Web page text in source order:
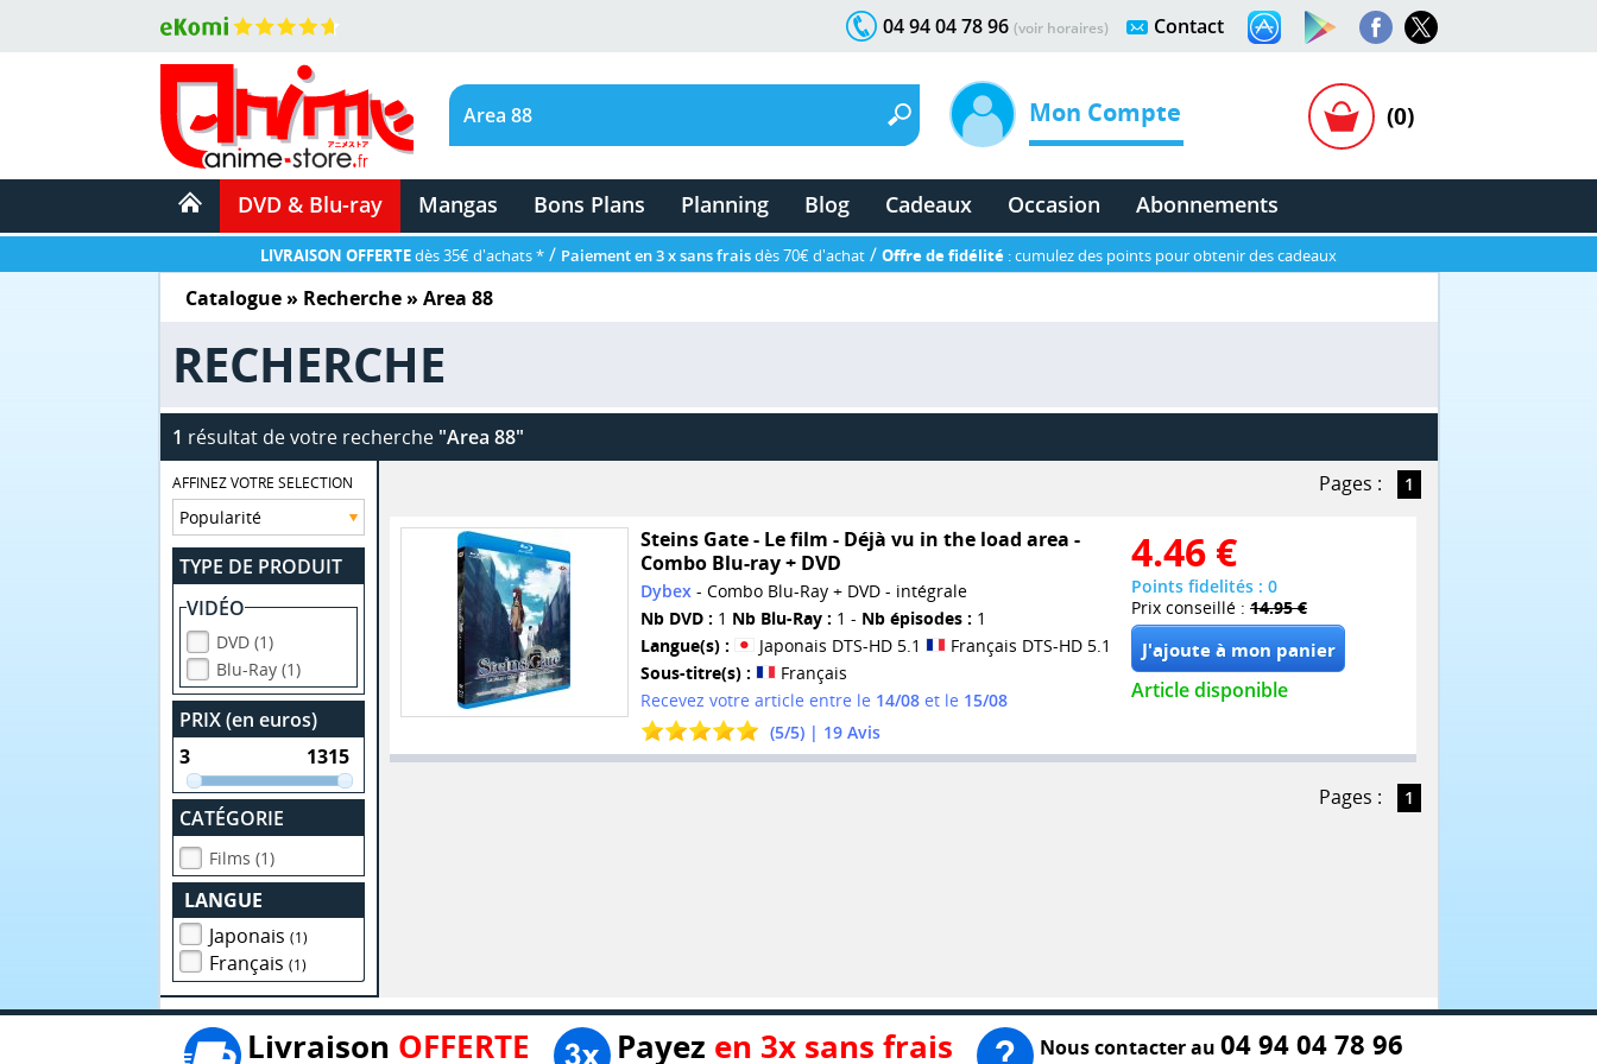
Contact
04 94 04 78 96 (voir horaires)
Mon Compte (0)
DVD & Blu-ray Mangas Bons Plans Planning Blog Cadeaux Occasion Abonnements
LIVRAISON OFFERTEdès 35€ d'achats * / Paiement en 3 x sans fraisdès 70€ d'achat / Offre de fidélité : cumulez des points pour obtenir des cadeaux
Catalogue» Recherche » Area 88
RECHERCHE
1 résultat de votre recherche "Area 88"
AFFINEZ VOTRE SELECTION
TYPE DE PRODUIT
VIDÉO
DVD (1)
Blu-Ray (1)
PRIX (en euros)
CATÉGORIE
Films (1)
LANGUE
Japonais(1)
Français(1)
Pages : 1
Steins Gate - Le film - Déjà vu in the load area -
Combo Blu-ray + DVD
Dybex- Combo Blu-Ray + DVD - intégrale
Nb DVD : 1 Nb Blu-Ray : 1 - Nb épisodes : 1
Langue(s) :
Japonais DTS-HD 5.1
Français DTS-HD 5.1
Sous-titre(s) :
Français
Recevez votre article entre le 14/08et le 15/08
(5/5) | 19Avis
4.46 €
Points fidelités : 0
Prix conseillé : 14.95 €
Article disponible
Pages : 1
Livraison OFFERTE Payez en 3x sans frais Nous contacter au 04 94 04 78 96